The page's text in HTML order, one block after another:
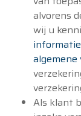
alvorens
wij u
algemene
Als klant